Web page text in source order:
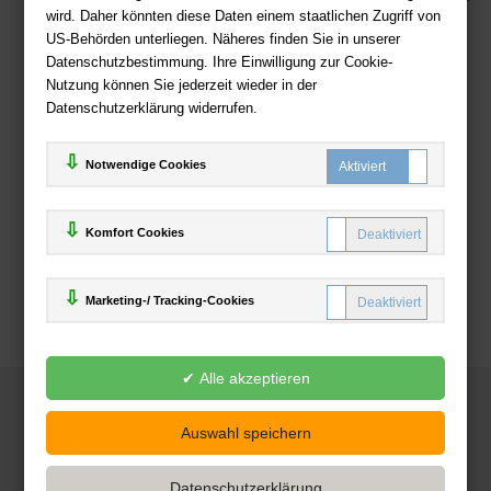
wird. Daher könnten diese Daten einem staatlichen Zugriff von
US-Behörden unterliegen. Näheres finden Sie in unserer
Datenschutzbestimmung. Ihre Einwilligung zur Cookie-
Nutzung können Sie jederzeit wieder in der
Datenschutzerklärung widerrufen.
Notwendige Cookies
Komfort Cookies
Marketing-/ Tracking-Cookies
Zahlweisen
Deutsche-Buchhandlung.de
www.deutsche-buchhandlung.de ist ein Angebot der
Handelsgesellschaft mbH
Powered by Inooga